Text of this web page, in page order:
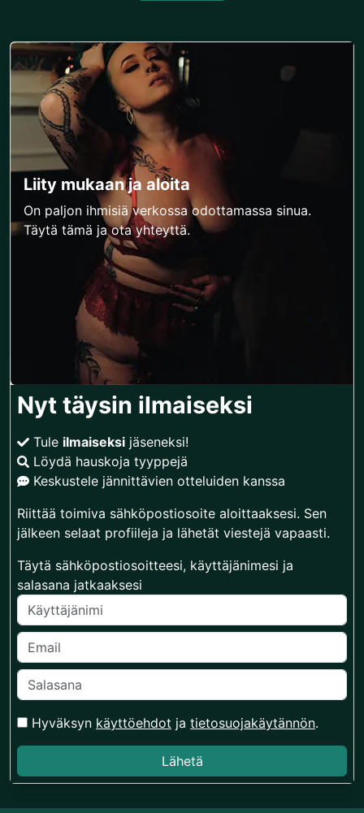
Liity mukaan ja aloita
On paljon ihmisiä verkossa odottamassa sinua.
Täytä tämä ja ota yhteyttä.
Nyt täysin ilmaiseksi
Tule ilmaiseksi jäseneksi!
Löydä hauskoja tyyppejä
Keskustele jännittävien otteluiden kanssa
Riittää toimiva sähköpostiosoite aloittaaksesi. Sen
jälkeen selaat profiileja ja lähetät viestejä vapaasti.
Täytä sähköpostiosoitteesi, käyttäjänimesi ja
salasana jatkaaksesi
Hyväksyn käyttöehdot ja tietosuojakäytännön.
Lähetä